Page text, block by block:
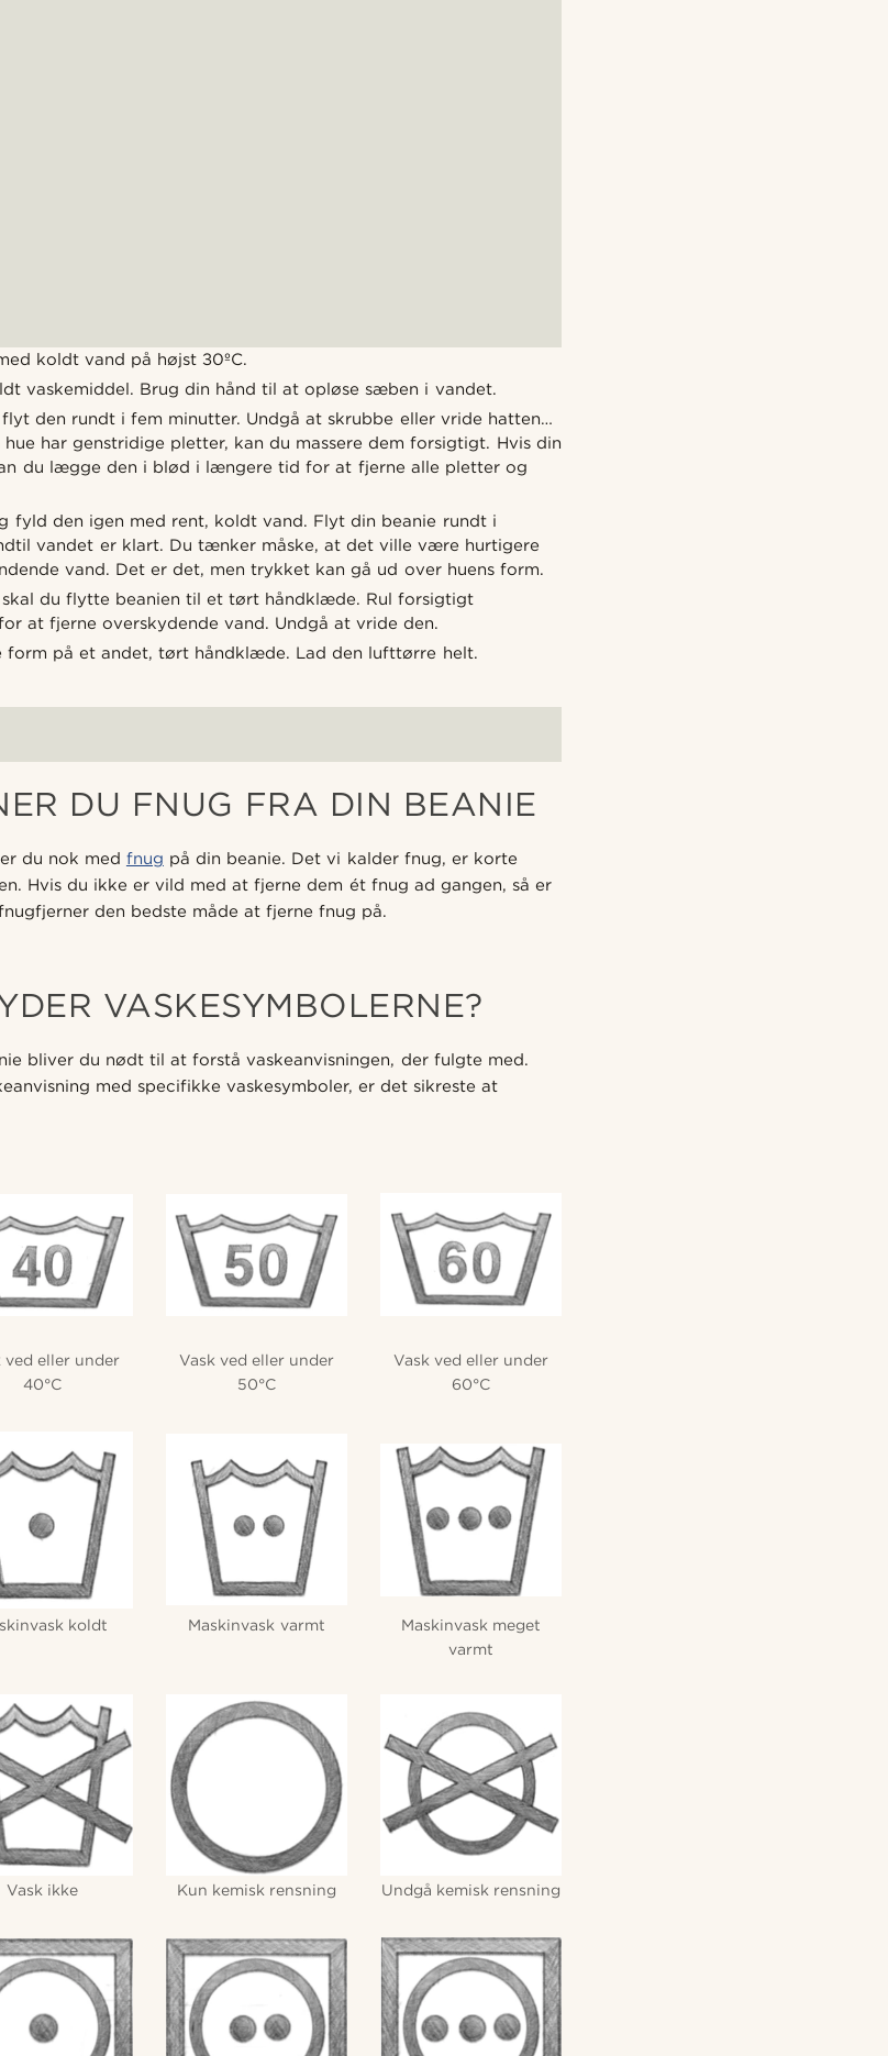
koldt vand på højst 30ºC.
vaskemiddel. Brug din hånd til at opløse sæben i vandet.
den rundt i fem minutter. Undgå at skrubbe eller vride hatten…
har genstridige pletter, kan du massere dem forsigtigt. Hvis din
du lægge den i blød i længere tid for at fjerne alle pletter og
fyld den igen med rent, koldt vand. Flyt din beanie rundt i
vandet er klart. Du tænker måske, at det ville være hurtigere
vand. Det er det, men trykket kan gå ud over huens form.
du flytte beanien til et tørt håndklæde. Rul forsigtigt
at fjerne overskydende vand. Undgå at vride den.
på et andet, tørt håndklæde. Lad den lufttørre helt.
DU FNUG FRA DIN BEANIE
du nok med fnug på din beanie. Det vi kalder fnug, er korte
Hvis du ikke er vild med at fjerne dem ét fnug ad gangen, så er
den bedste måde at fjerne fnug på.
VASKESYMBOLERNE?
bliver du nødt til at forstå vaskeanvisningen, der fulgte med.
med specifikke vaskesymboler, er det sikreste at
ved eller under
40°C
Vask ved eller under
50°C
Vask ved eller under
60°C
koldt Maskinvask varmt
Maskinvask meget
varmt
Vask ikke Kun kemisk rensning Undgå kemisk rensning